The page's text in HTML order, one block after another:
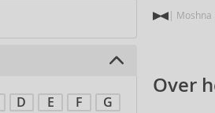
Moshna
Over
D E F
G